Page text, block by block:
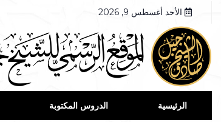
الأحد أغسطس 9, 2026
الرئيسية الدروس المكتوبة